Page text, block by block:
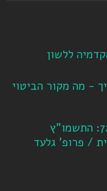
ללשון
- מה מקור הביטוי
"קולולושה" פרק 72: התשמו"ץ
/ פרופ' גלעד